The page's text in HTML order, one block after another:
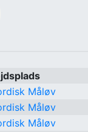
Måløv
Måløv
Måløv